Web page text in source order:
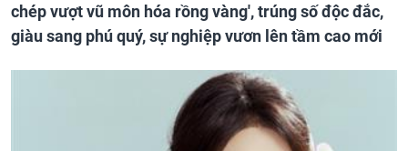
chép vượt vũ môn hóa rồng vàng', trúng số độc đắc,
giàu sang phú quý, sự nghiệp vươn lên tầm cao mới